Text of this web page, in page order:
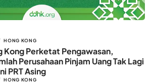
HONG KONG
Kong Perketat Pengawasan,
Perusahaan Pinjam Uang Tak Lagi
PRT Asing
HONG KONG